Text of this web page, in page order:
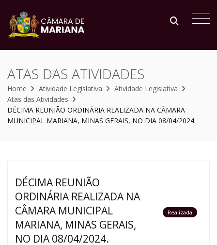
ATAS DAS ATIVIDADES
Home Atividade Legislativa
Atividade Legislativa
Atas das Atividades
DÉCIMA REUNIÃO ORDINÁRIA REALIZADA NA CÂMARA
MUNICIPAL MARIANA, MINAS GERAIS, NO DIA 08/04/2024.
DÉCIMA REUNIÃO
ORDINÁRIA REALIZADA NA
CÂMARA MUNICIPAL
MARIANA, MINAS GERAIS,
NO DIA 08/04/2024.
Realizada